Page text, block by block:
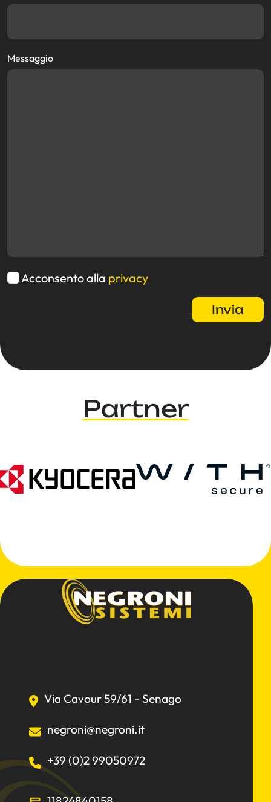
Messaggio
Acconsento alla privacy
Partner
Via Cavour 59/61 - Senago
negroni@negroni.it
+39 (0)2 99050972